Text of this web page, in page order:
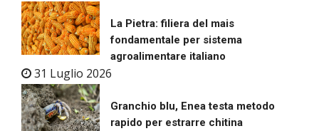
La Pietra: filiera del mais
fondamentale per sistema
agroalimentare italiano
31 Luglio 2026
Granchio blu, Enea testa metodo
rapido per estrarre chitina